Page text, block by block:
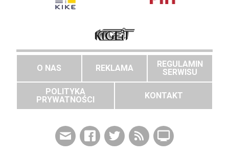
O NAS REKLAMA
REGULAMIN
SERWISU
POLITYKA
PRYWATNOŚCI
KONTAKT